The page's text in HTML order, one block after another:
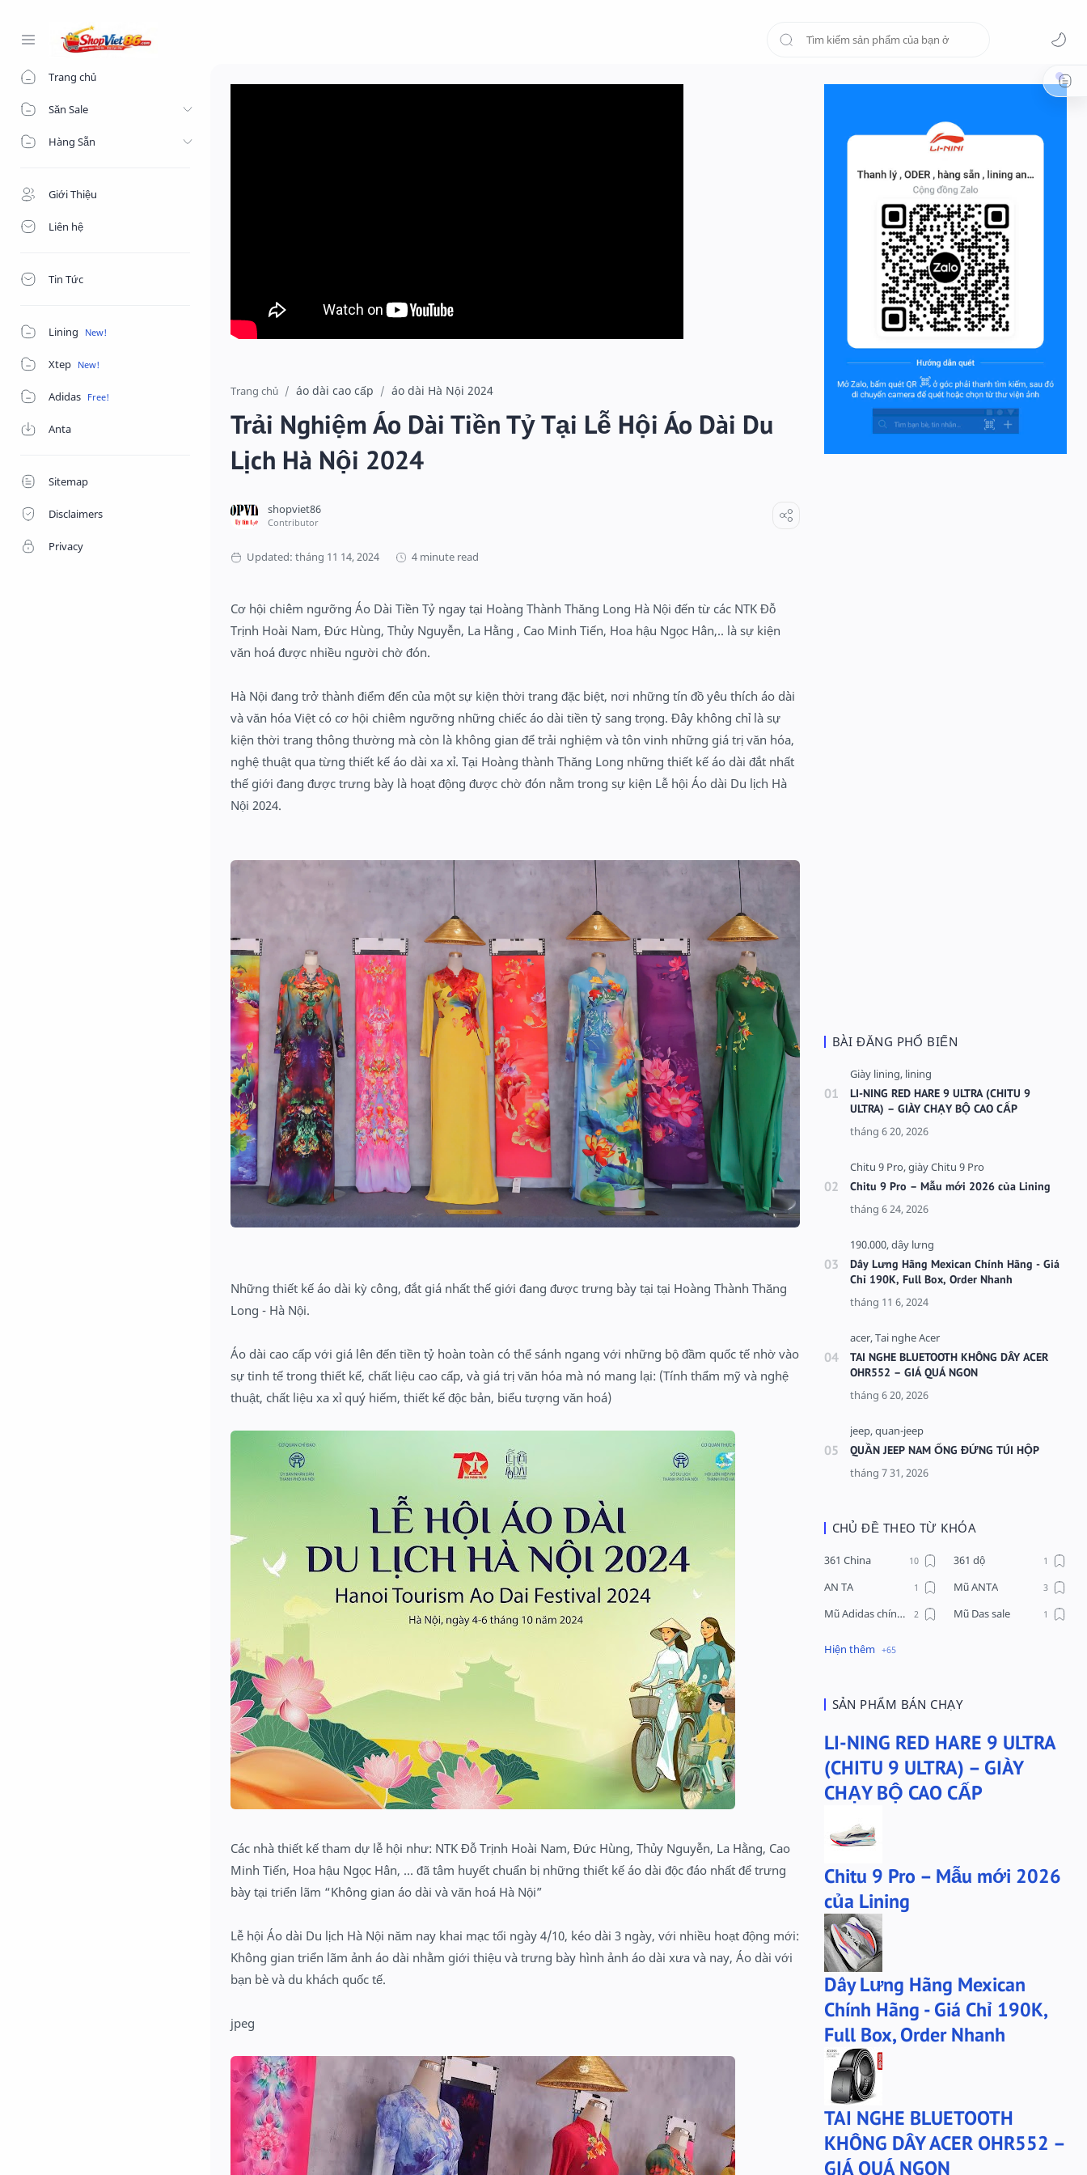
Trang chủ
Săn Sale
Hàng Sẵn
Giới Thiệu
Liên hệ
Tin Tức
Lining
Xtep
Adidas
Anta
Sitemap
Disclaimers
Privacy
Trang chủ áo dài cao cấp áo dài Hà Nội 2024
Trải Nghiệm Áo Dài Tiền Tỷ Tại Lễ Hội Áo Dài Du
Lịch Hà Nội 2024
4 minute read
Cơ hội chiêm ngưỡng Áo Dài Tiền Tỷ ngay tại Hoàng Thành Thăng Long Hà Nội đến từ các NTK Đỗ
Trịnh Hoài Nam, Đức Hùng, Thủy Nguyễn, La Hằng , Cao Minh Tiến, Hoa hậu Ngọc Hân,.. là sự kiện
văn hoá được nhiều người chờ đón.
Hà Nội đang trở thành điểm đến của một sự kiện thời trang đặc biệt, nơi những tín đồ yêu thích áo dài
và văn hóa Việt có cơ hội chiêm ngưỡng những chiếc áo dài tiền tỷ sang trọng. Đây không chỉ là sự
kiện thời trang thông thường mà còn là không gian để trải nghiệm và tôn vinh những giá trị văn hóa,
nghệ thuật qua từng thiết kế áo dài xa xỉ. Tại Hoàng thành Thăng Long những thiết kế áo dài đắt nhất
thế giới đang được trưng bày là hoạt động được chờ đón nằm trong sự kiện Lễ hội Áo dài Du lịch Hà
Nội 2024.
Những thiết kế áo dài kỳ công, đắt giá nhất thế giới đang được trưng bày tại tại Hoàng Thành Thăng
Long - Hà Nội.
Áo dài cao cấp với giá lên đến tiền tỷ hoàn toàn có thể sánh ngang với những bộ đầm quốc tế nhờ vào
sự tinh tế trong thiết kế, chất liệu cao cấp, và giá trị văn hóa mà nó mang lại: (Tính thẩm mỹ và nghệ
thuật, chất liệu xa xỉ quý hiếm, thiết kế độc bản, biểu tượng văn hoá)
Các nhà thiết kế tham dự lễ hội như: NTK Đỗ Trịnh Hoài Nam, Đức Hùng, Thủy Nguyễn, La Hằng, Cao
Minh Tiến, Hoa hậu Ngọc Hân, … đã tâm huyết chuẩn bị những thiết kế áo dài độc đáo nhất để trưng
bày tại triển lãm “Không gian áo dài và văn hoá Hà Nội”
Lễ hội Áo dài Du lịch Hà Nội năm nay khai mạc tối ngày 4/10, kéo dài 3 ngày, với nhiều hoạt động mới:
Không gian triển lãm ảnh áo dài nhằm giới thiệu và trưng bày hình ảnh áo dài xưa và nay, Áo dài với
bạn bè và du khách quốc tế.
jpeg
BÀI ĐĂNG PHỔ BIẾN
LI-NING RED HARE 9 ULTRA (CHITU 9
ULTRA) – GIÀY CHẠY BỘ CAO CẤP
Chitu 9 Pro – Mẫu mới 2026 của Lining
Dây Lưng Hãng Mexican Chính Hãng - Giá
Chỉ 190K, Full Box, Order Nhanh
TAI NGHE BLUETOOTH KHÔNG DÂY ACER
OHR552 – GIÁ QUÁ NGON
QUẦN JEEP NAM ỐNG ĐỨNG TÚI HỘP
CHỦ ĐỀ THEO TỪ KHÓA
361 China
361 dộ
AN TA
Mũ ANTA
Mũ Adidas chính hãng
Mũ Das sale
Phụ kiện Acer
Quần nỉ nam Lining
Quần short nam Lining
Remax
Sale giày Anta nữ
Sale áo nỉ Adidas
Sịp Nanjiren
Tai nghe Acer Bluetooth
Thương hiệu Li-Ning
Thắt lưng Aokang
Túi ngủ 361
TẤT NAM 361
TẤT XTEP
Tất 361
Tất Anta
Tất Pierre Cardin
Ví Aokang
Xtep
adidas .
anta
anta-chinh-hang
SẢN PHẨM BÁN CHẠY
LI-NING RED HARE 9 ULTRA
(CHITU 9 ULTRA) – GIÀY
CHẠY BỘ CAO CẤP
Chitu 9 Pro – Mẫu mới 2026
của Lining
Dây Lưng Hãng Mexican
Chính Hãng - Giá Chỉ 190K,
Full Box, Order Nhanh
TAI NGHE BLUETOOTH
KHÔNG DÂY ACER OHR552 –
GIÁ QUÁ NGON